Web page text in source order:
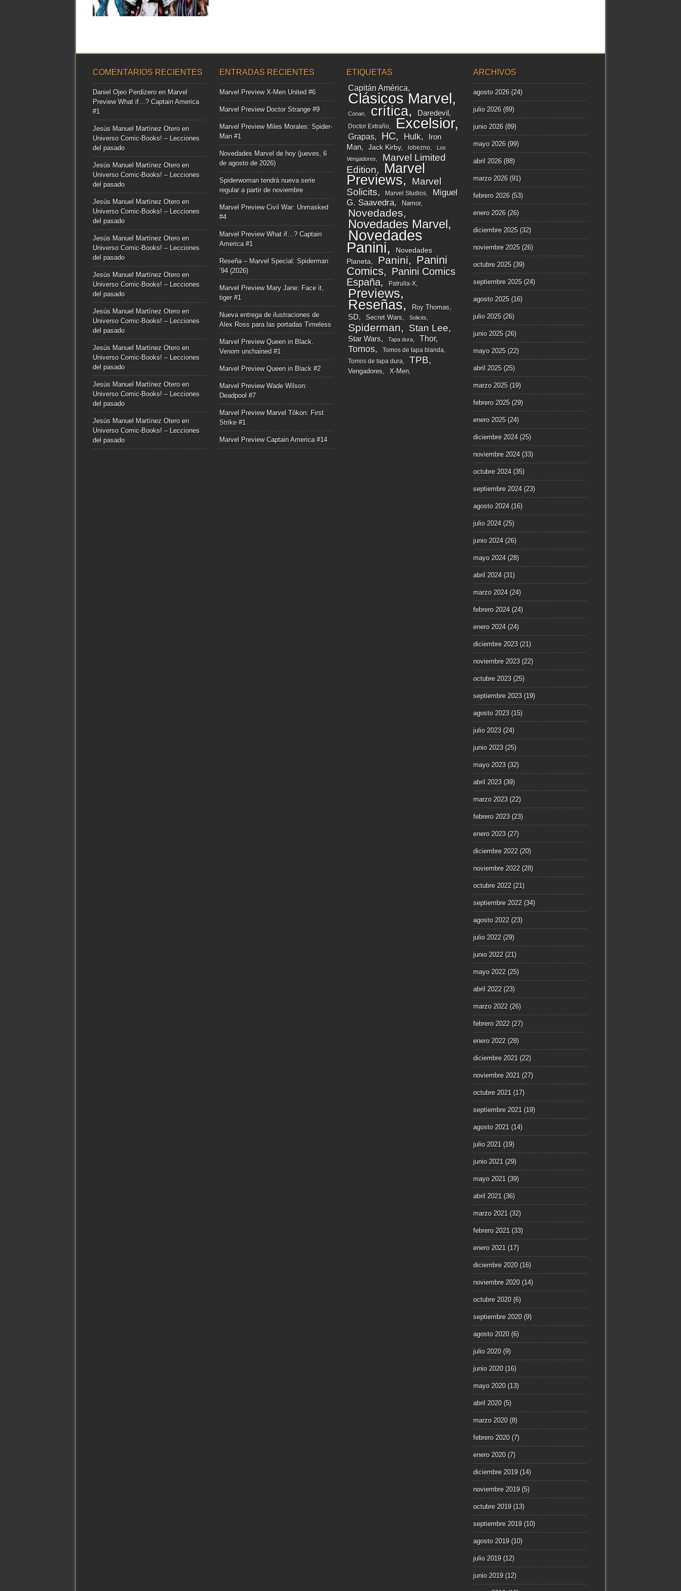
▶
COMENTARIOS RECIENTES
Daniel Ojeo Perdizeroen Marvel
Preview What if…? Captain America
#1
Jesús Manuel Martínez Oteroen
Universo Comic-Books! – Lecciones
del pasado
Jesús Manuel Martínez Oteroen
Universo Comic-Books! – Lecciones
del pasado
Jesús Manuel Martínez Oteroen
Universo Comic-Books! – Lecciones
del pasado
Jesús Manuel Martínez Oteroen
Universo Comic-Books! – Lecciones
del pasado
Jesús Manuel Martínez Oteroen
Universo Comic-Books! – Lecciones
del pasado
Jesús Manuel Martínez Oteroen
Universo Comic-Books! – Lecciones
del pasado
Jesús Manuel Martínez Oteroen
Universo Comic-Books! – Lecciones
del pasado
Jesús Manuel Martínez Oteroen
Universo Comic-Books! – Lecciones
del pasado
Jesús Manuel Martínez Oteroen
Universo Comic-Books! – Lecciones
del pasado
ENTRADAS RECIENTES
Marvel Preview X-Men United #6
Marvel Preview Doctor Strange #9
Marvel Preview Miles Morales: Spider-
Man #1
Novedades Marvel de hoy (jueves, 6
de agosto de 2026)
Spiderwoman tendrá nueva serie
regular a partir de noviembre
Marvel Preview Civil War: Unmasked
#4
Marvel Preview What if…? Captain
America #1
Reseña – Marvel Special: Spiderman
’94 (2026)
Marvel Preview Mary Jane: Face it,
tiger #1
Nueva entrega de ilustraciones de
Alex Ross para las portadas Timeless
Marvel Preview Queen in Black.
Venom unchained #1
Marvel Preview Queen in Black #2
Marvel Preview Wade Wilson:
Deadpool #7
Marvel Preview Marvel Tôkon: First
Strike #1
Marvel Preview Captain America #14
ETIQUETAS
Capitán América
Clásicos Marvel
Conan crítica Daredevil
Doctor Extraño Excelsior
Grapas HC Hulk
Iron
Man
Jack Kirby lobezno
Los
Vengadores
Marvel Limited
Edition
Marvel
Previews
Marvel
Solicits
Marvel Studios
Miguel
G. Saavedra
Namor
Novedades
Novedades Marvel
Novedades
Panini
Novedades
Planeta
Panini
Panini
Comics
Panini Comics
España
Patrulla-X
Previews
Reseñas Roy Thomas
SD Secret Wars Solicits
Spiderman Stan Lee
Star Wars Tapa dura Thor
Tomos
Tomos de tapa blanda
Tomos de tapa dura
TPB
Vengadores X-Men
ARCHIVOS
agosto 2026(24)
julio 2026(89)
junio 2026(89)
mayo 2026(99)
abril 2026(88)
marzo 2026(91)
febrero 2026(53)
enero 2026(26)
diciembre 2025(32)
noviembre 2025(26)
octubre 2025(39)
septiembre 2025(24)
agosto 2025(16)
julio 2025(26)
junio 2025(26)
mayo 2025(22)
abril 2025(25)
marzo 2025(19)
febrero 2025(29)
enero 2025(24)
diciembre 2024(25)
noviembre 2024(33)
octubre 2024(35)
septiembre 2024(23)
agosto 2024(16)
julio 2024(25)
junio 2024(26)
mayo 2024(28)
abril 2024(31)
marzo 2024(24)
febrero 2024(24)
enero 2024(24)
diciembre 2023(21)
noviembre 2023(22)
octubre 2023(25)
septiembre 2023(19)
agosto 2023(15)
julio 2023(24)
junio 2023(25)
mayo 2023(32)
abril 2023(39)
marzo 2023(22)
febrero 2023(23)
enero 2023(27)
diciembre 2022 (20)
noviembre 2022 (28)
octubre 2022 (21)
septiembre 2022 (34)
agosto 2022 (23)
julio 2022 (29)
junio 2022 (21)
mayo 2022 (25)
abril 2022 (23)
marzo 2022 (26)
febrero 2022 (27)
enero 2022 (28)
diciembre 2021 (22)
noviembre 2021 (27)
octubre 2021 (17)
septiembre 2021 (19)
agosto 2021 (14)
julio 2021 (19)
junio 2021 (29)
mayo 2021 (39)
abril 2021 (36)
marzo 2021 (32)
febrero 2021 (33)
enero 2021 (17)
diciembre 2020(16)
noviembre 2020(14)
octubre 2020(6)
septiembre 2020(9)
agosto 2020(6)
julio 2020(9)
junio 2020(16)
mayo 2020(13)
abril 2020(5)
marzo 2020(8)
febrero 2020(7)
enero 2020(7)
diciembre 2019(14)
noviembre 2019(5)
octubre 2019(13)
septiembre 2019(10)
agosto 2019(10)
julio 2019(12)
junio 2019(12)